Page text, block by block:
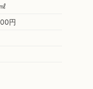
円